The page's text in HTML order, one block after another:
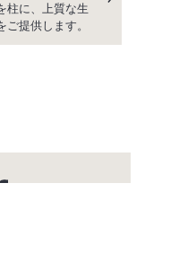
柱に、上質な生
提供します。